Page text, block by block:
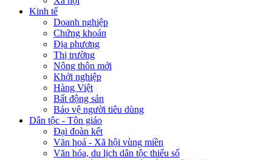
Kinh tế
Doanh nghiệp
Chứng khoán
Địa phương
Thị trường
Nông thôn mới
Khởi nghiệp
Hàng Việt
Bất động sản
Bảo vệ người tiêu dùng
Dân tộc - Tôn giáo
Đại đoàn kết
Văn hoá - Xã hội vùng miền
Văn hóa, du lịch dân tộc thiểu số